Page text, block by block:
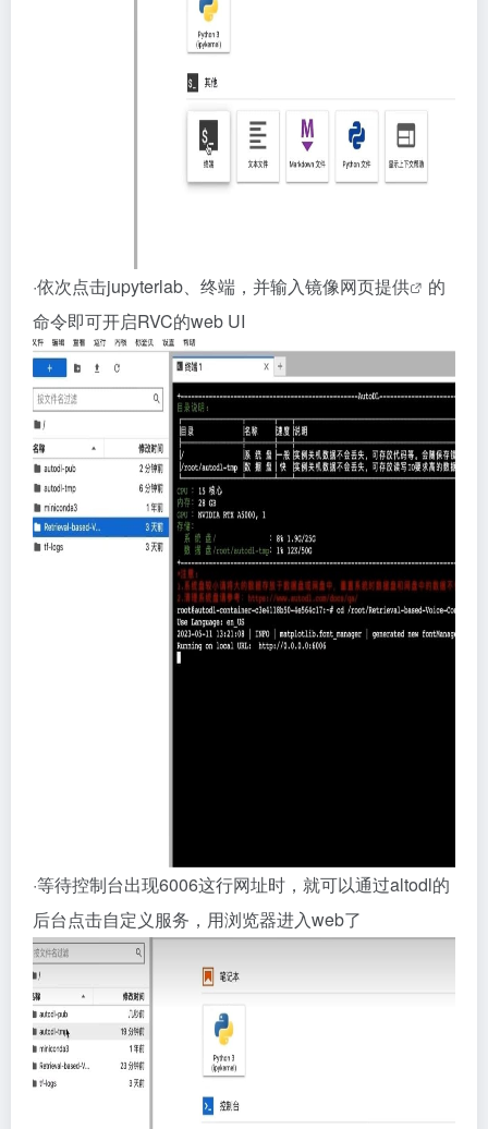
·依次点击jupyterlab、终端，并输入镜像网页提供
的
命令即可开启RVC的web UI
·等待控制台出现6006这行网址时，就可以通过altodl的
后台点击自定义服务，用浏览器进入web了